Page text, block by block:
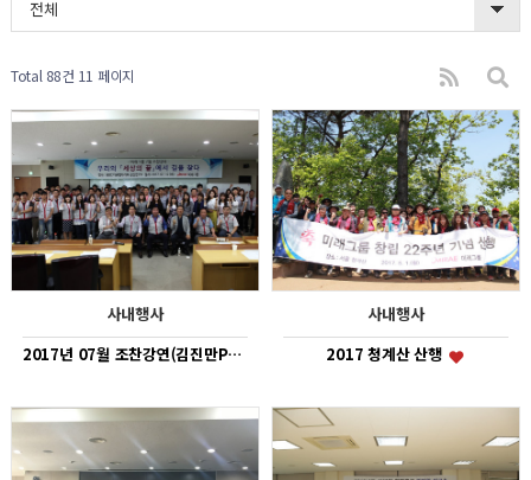
전체
Total 88건 11 페이지
사내행사
2017년 07월 조찬강연(김진만PD)
사내행사
2017 청계산 산행